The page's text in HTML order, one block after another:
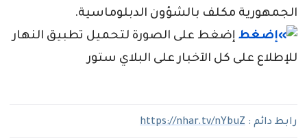
الجمهورية مكلف بالشؤون الدبلوماسية.
إضغط على الصورة لتحميل تطبيق النهار
للإطلاع على كل الآخبار على البلاي ستور
رابط دائم : https://nhar.tv/nYbuZ